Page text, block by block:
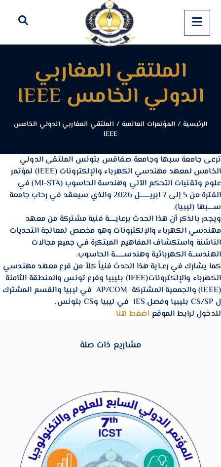
الملتقي المغاربي
الدولي الخامس IEEE
الرئيسية / المؤتمرات العالمية / الملتقي المغاربي الدولي الخامس
IEEE
ترعى جامعة سبها وجامعة صفاقس بتونس الملتقى الدولي
الخامس لمعهد مهندسي الكهرباء والإلكترونات (IEEE) لمؤتمر
علوم وتقنيات التحكم الآلي وهندسة الحاسوب (MI-STA) في
الفترة من 5 إلى 7 ابريـــــــــل 2026 والذي سيعقد في رحاب جامعة
ســـــبها (ليبيا).
ويجدر بالذكر أن هذا الحدث برعايــــــة فنية مشتركة من معهد
مهندسي الكهرباء والإلكترونات وهو مخصص لمعالجة التحديات
الناشئة واستكشاف المفاهيم المبتكرة في جميع مجالات
الهندســـة الكهربائية وهندســـــــــة الحاسوب.
كما يشارك في رعــاية هذا الحدث فنياً كلاً من فرع معهد مهندسي
الكهرباء والإلكترونات(IEEE) بليبيا وفرع تونس والمنطقة الثامنة
(IEEE) والجمعية المشتركة AP/COM في ليبيا والقسم المشترك
ل CS/SP بليبيا وفصل IES في ليبيا وCS بتونس.
للدخول لرابط الموقع اضغط هنا
مشاريع ذات صلة